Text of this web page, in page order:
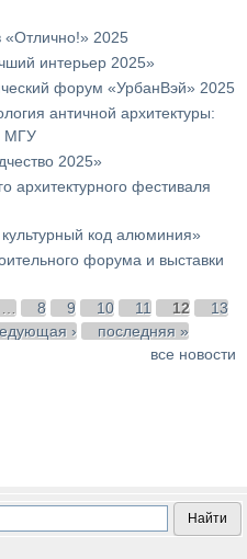
«Отлично!» 2025
интерьер 2025»
форум «УрбанВэй» 2025
античной архитектуры:
МГУ
2025»
архитектурного фестиваля
код алюминия»
форума и выставки
8 9 10 11 12
13
›
последняя »
все новости